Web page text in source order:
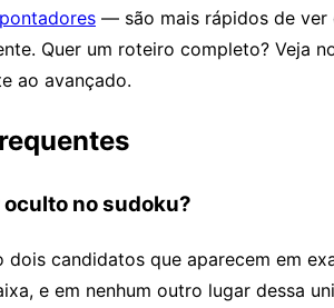
— são mais rápidos de ver
Quer um roteiro completo? Veja
ao avançado.
oculto no sudoku?
dois candidatos que aparecem em
e em nenhum outro lugar dessa